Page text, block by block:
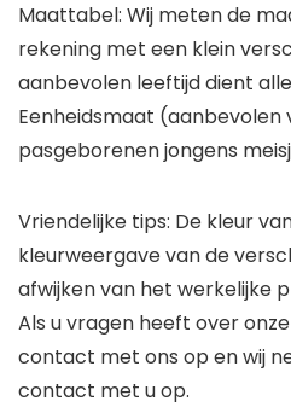
Maattabel: Wij meten de
rekening met een klein
aanbevolen leeftijd dient
Eenheidsmaat
pasgeborenen jongens
Vriendelijke tips: De kleur
kleurweergave van de
afwijken van het werkelijke
Als u vragen heeft over
contact met ons op en wij
contact met u op.